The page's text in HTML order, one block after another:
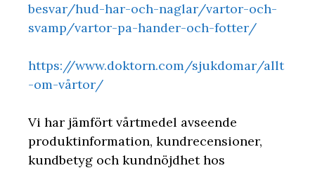
besvar/hud-har-och-naglar/vartor-och-
svamp/vartor-pa-hander-och-fotter/
https://www.doktorn.com/sjukdomar/allt
-om-vårtor/
Vi har jämfört vårtmedel avseende
produktinformation, kundrecensioner,
kundbetyg och kundnöjdhet hos